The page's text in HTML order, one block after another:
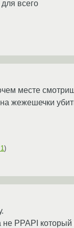
всего
месте
жежешечки
)
PPAPI который